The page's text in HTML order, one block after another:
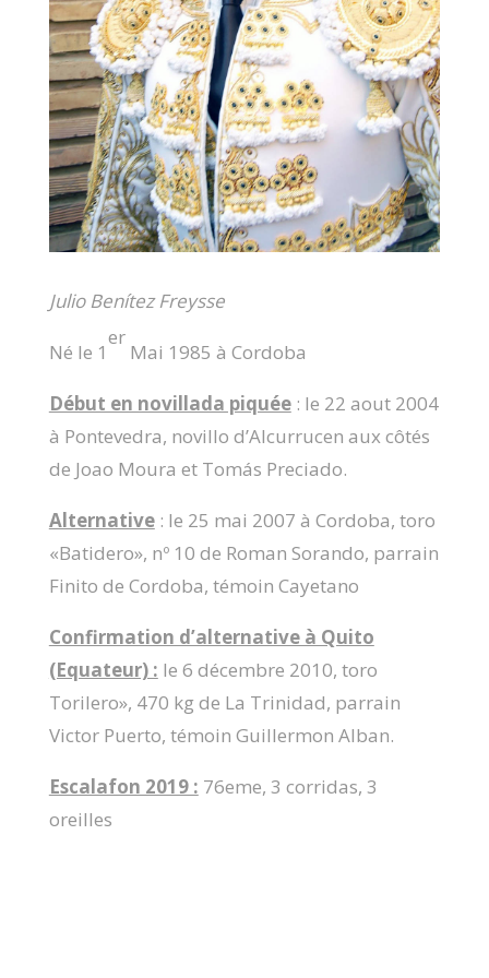
Julio Benítez Freysse
Né le 1
er
Mai 1985 à Cordoba
Début en novillada piquée: le 22 aout 2004
à Pontevedra, novillo d’Alcurrucen aux côtés
de Joao Moura et Tomás Preciado.
Alternative: le 25 mai 2007 à Cordoba, toro
«Batidero», nº 10 de Roman Sorando, parrain
Finito de Cordoba, témoin Cayetano
Confirmation d’alternative à Quito
(Equateur) : le 6 décembre 2010, toro
Torilero», 470 kg de La Trinidad, parrain
Victor Puerto, témoin Guillermon Alban.
Escalafon 2019 : 76eme, 3 corridas, 3
oreilles